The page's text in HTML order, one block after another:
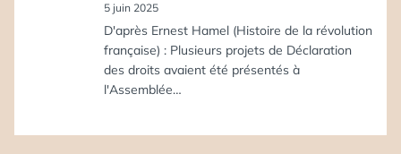
5 juin 2025
D'après Ernest Hamel (Histoire de la révolution
française) : Plusieurs projets de Déclaration
des droits avaient été présentés à
l'Assemblée…